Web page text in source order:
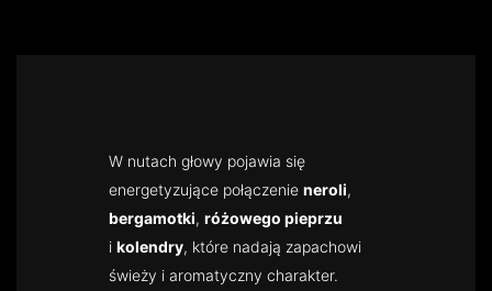
W nutach głowy pojawia się
energetyzujące połączenie neroli,
bergamotki, różowego pieprzu
i kolendry, które nadają zapachowi
świeży i aromatyczny charakter.